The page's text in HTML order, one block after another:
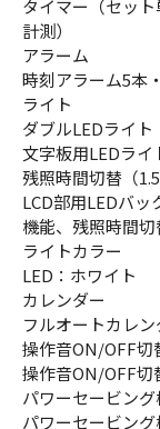
タイマー（セッ
計測）
アラーム
時刻アラーム5本
ライト
ダブルLEDライト
文字板用LEDライ
残照時間切替（
LCD部用LEDバ
機能、残照時間切
ライトカラー
LED：ホワイト
カレンダー
フルオートカレン
操作音ON/OFF切
操作音ON/OFF切
パワーセービン
パワーセービン